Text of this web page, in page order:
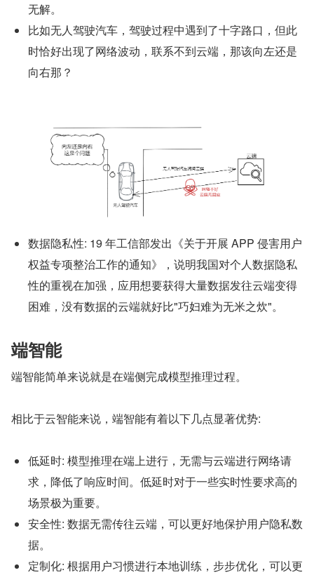
无解。
比如无人驾驶汽车，驾驶过程中遇到了十字路口，但此
时恰好出现了网络波动，联系不到云端，那该向左还是
向右那？
数据隐私性: 19 年工信部发出《关于开展 APP 侵害用户
权益专项整治工作的通知》，说明我国对个人数据隐私
性的重视在加强，应用想要获得大量数据发往云端变得
困难，没有数据的云端就好比"巧妇难为无米之炊"。
端智能
端智能简单来说就是在端侧完成模型推理过程。
相比于云智能来说，端智能有着以下几点显著优势:
低延时: 模型推理在端上进行，无需与云端进行网络请
求，降低了响应时间。低延时对于一些实时性要求高的
场景极为重要。
安全性: 数据无需传往云端，可以更好地保护用户隐私数
据。
定制化: 根据用户习惯进行本地训练，步步优化，可以更